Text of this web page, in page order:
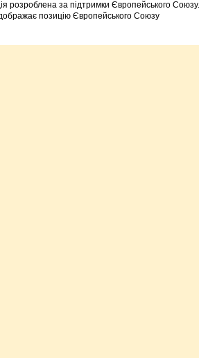
розроблена за підтримки Європейського Союзу.
позицію Європейського Союзу